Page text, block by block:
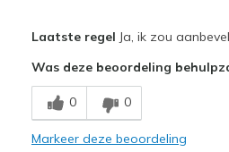
Comfortable
Durable
Laatste regel Ja, ik zou
Was deze beoordeling
0 0
Markeer deze beoordeling